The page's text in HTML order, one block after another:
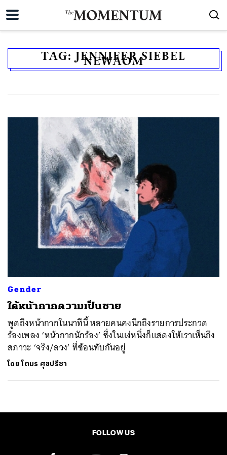
TAG: JENNIFER SIEBEL
NEWAOM
Gender
ใต้หน้ากากความเป็นชาย
พูดถึงหน้ากากในนาทีนี้ หลายคนคงนึกถึงรายการประกวด
ร้องเพลง ‘หน้ากากนักร้อง’ ซึ่งในแง่หนึ่งก็แสดงให้เราเห็นถึง
สภาวะ ‘จริง/ลวง’ ที่ซ้อนทับกันอยู่
โดยโตมร ศุขปรีชา
FOLLOW US
LINE EMAIL